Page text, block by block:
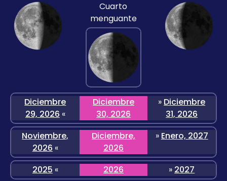
Cuarto
menguante
Diciembre
29, 2026 «
Diciembre
30, 2026
» Diciembre
31, 2026
Noviembre,
2026 «
Diciembre,
2026
» Enero, 2027
2025 « 2026 » 2027